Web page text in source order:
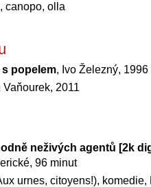
canopo, olla
s popelem, Ivo Železný, 1996
Vaňourek, 2011
neživých agentů [2k
96 minut
urnes, citoyens!),